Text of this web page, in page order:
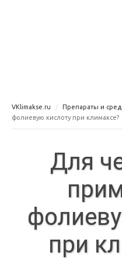
VKlimakse.ru Препараты и
фолиевую кислоту при климаксе?
Для
при